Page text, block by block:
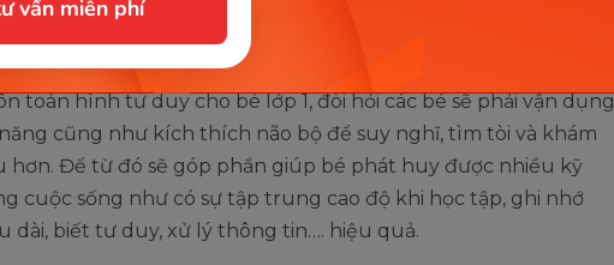
vấn miễn phí
kích thước phát triển não bộ
toán hình tư duy cho bé lớp 1, đòi hỏi các bé sẽ phải vận dụng
cũng như kích thích não bộ để suy nghĩ, tìm tòi và khám
hơn. Để từ đó sẽ góp phần giúp bé phát huy được nhiều kỹ
cuộc sống như có sự tập trung cao độ khi học tập, ghi nhớ
dài, biết tư duy, xử lý thông tin…. hiệu quả.